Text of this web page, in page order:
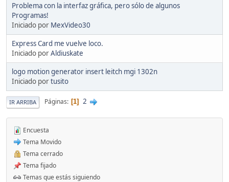
Problema con la interfaz gráfica, pero sólo de algunos
Programas!
Iniciado por MexVideo30
Express Card me vuelve loco.
Iniciado porAldiuskate
logo motion generator insert leitch mgi 1302n
Iniciado portusito
IR ARRIBA Páginas 1 2
Encuesta
Tema Movido
Tema cerrado
Tema fijado
Temas que estás siguiendo